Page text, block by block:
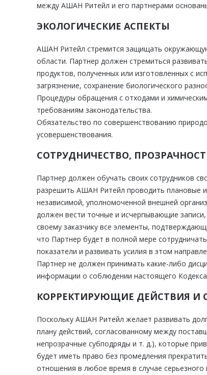
между АШАН Ритейл и его партнерами
ЭКОЛОГИЧЕСКИЕ АСПЕКТЫ
АШАН Ритейл стремится защищать
области. Партнер должен стремиться
продуктов, полученных или изготовленных с
загрязнение, сохранение биологического
Процедуры обращения с отходами и
требованиям законодательства.
Обязательство по совершенствованию
усовершенствования.
СОТРУДНИЧЕСТВО,
Партнер должен обучать своих сотрудников
разрешить АШАН Ритейл проводить плановые
независимой, уполномоченной внешней
должен вести точные и исчерпывающие
своему заказчику все элементы,
что Партнер будет в полной мере
показатели и развивать усилия в этом
Партнер не должен принимать какие-либо
информации о соблюдении настоящего
КОРРЕКТИРУЮЩИЕ ДЕЙСТВИЯ И
Поскольку АШАН Ритейл желает развивать
плану действий, согласованному между
непрозрачные субподряды и т. д.), которые
будет иметь право без промедления
отношения в любое время в случае